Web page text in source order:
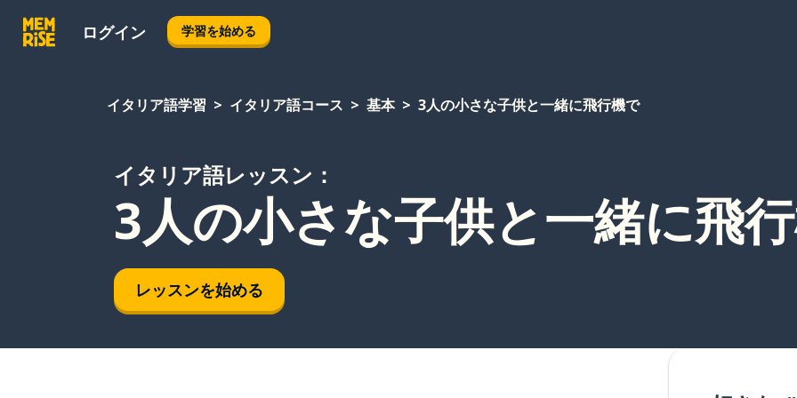
ログイン 学習を始める
イタリア語学習 イタリア語コース 基本 3人の小さな子供と一緒に飛行機で
イタリア語レッスン：
3人の小さな子供と一緒に飛
レッスンを始める